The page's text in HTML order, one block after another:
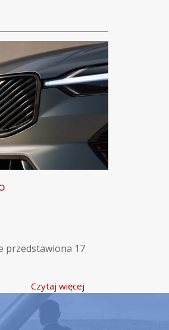
przedstawiona 17
Czytaj więcej